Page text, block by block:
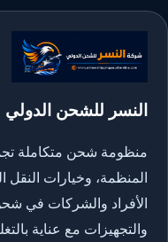
النسر للشحن الدولي
منظومة شحن متكاملة
المنظمة، وخيارات النقل
الأفراد والشركات في شحن
والتجهيزات مع عناية